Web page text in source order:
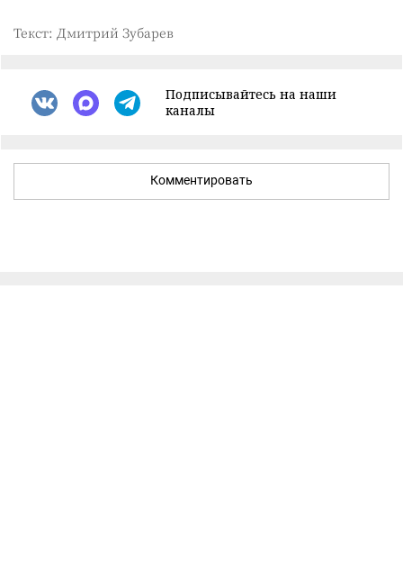
Текст: Дмитрий Зубарев
Подписывайтесь на наши
каналы
Комментировать